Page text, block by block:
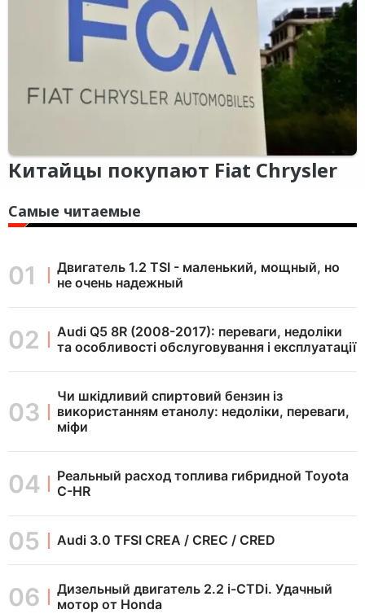
Китайцы покупают Fiat Chrysler
Самые читаемые
Двигатель 1.2 TSI - маленький, мощный, но
не очень надежный
Audi Q5 8R (2008-2017): переваги, недоліки
та особливості обслуговування і експлуатації
Чи шкідливий спиртовий бензин із
використанням етанолу: недоліки, переваги,
міфи
Реальный расход топлива гибридной Toyota
C-HR
Audi 3.0 TFSI CREA / CREC / CRED
Дизельный двигатель 2.2 i-CTDi. Удачный
мотор от Honda